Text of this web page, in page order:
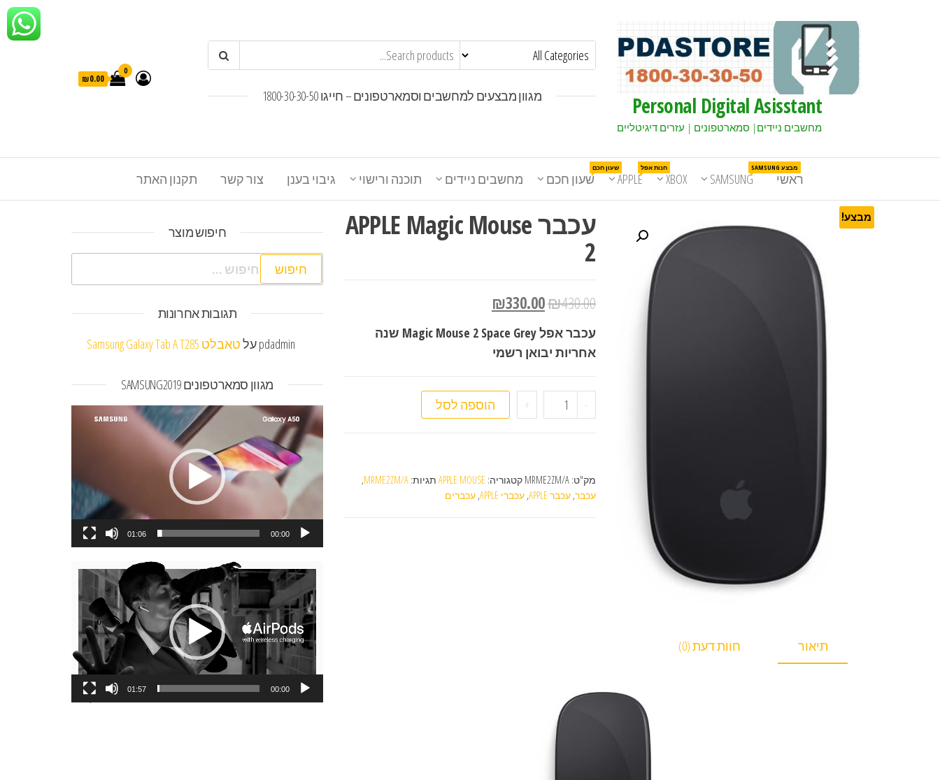
Personal Digital Asisstant
מחשבים ניידים| סמארטפונים | עזרים דיגיטליים
מגוון מבצעים למחשבים וסמארטפונים – חייגו 1800-30-30-50
0
₪0.00
ראשי SAMSUNG
מבצע SAMSUNG
XBOX
APPLE
חנות אפל
שעון חכם
שעון חכם
מחשבים ניידים תוכנה ורישוי גיבוי בענן צור קשר תקנון האתר
מבצע! עכבר APPLE Magic Mouse
2
₪430.00
₪330.00
עכבר אפל Magic Mouse 2 Space Grey שנה
אחריות יבואן רשמי
- כמות של עכבר APPLE Magic Mouse 2
+ הוספה לסל
מק"ט: MRME2ZM/A קטגוריה: APPLE MOUSE תגיות: MRME2ZM/A
,
עכבר, עכבר APPLE , עכברי APPLE , עכברים
תיאור חוות דעת (0)
חיפוש מוצר
חיפוש:
תגובות אחרונות
pdadminעלטאבלט Samsung Galaxy Tab A T285
מגוון סמארטפונים SAMSUNG2019
נגן
וידאו
00:00
01:06
נגן
וידאו
00:00
01:57